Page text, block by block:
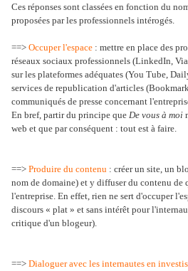
Ces réponses sont classées en fonction du
proposées par les professionnels intérogés.
==> Occuper l'espace : mettre en place des
réseaux sociaux professionnels (LinkedIn,
sur les plateformes adéquates (You Tube,
services de republication d'articles
communiqués de presse concernant
En bref, partir du principe que De vous à moi
web et que par conséquent : tout est à faire.
==> Produire du contenu : créer un site, un
nom de domaine) et y diffuser du contenu
l'entreprise. En effet, rien ne sert d'occuper
discours « plat » et sans intérêt pour
critique d'un blogeur).
==> Dialoguer avec les internautes en